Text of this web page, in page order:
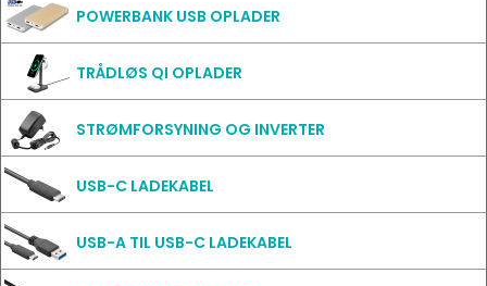
POWERBANK USB OPLADER
TRÅDLØS QI OPLADER
STRØMFORSYNING OG INVERTER
USB-C LADEKABEL
USB-A TIL USB-C LADEKABEL